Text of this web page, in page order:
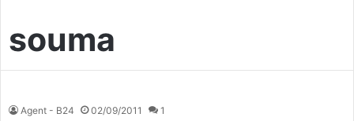
souma
Agent - B24 02/09/2011 1